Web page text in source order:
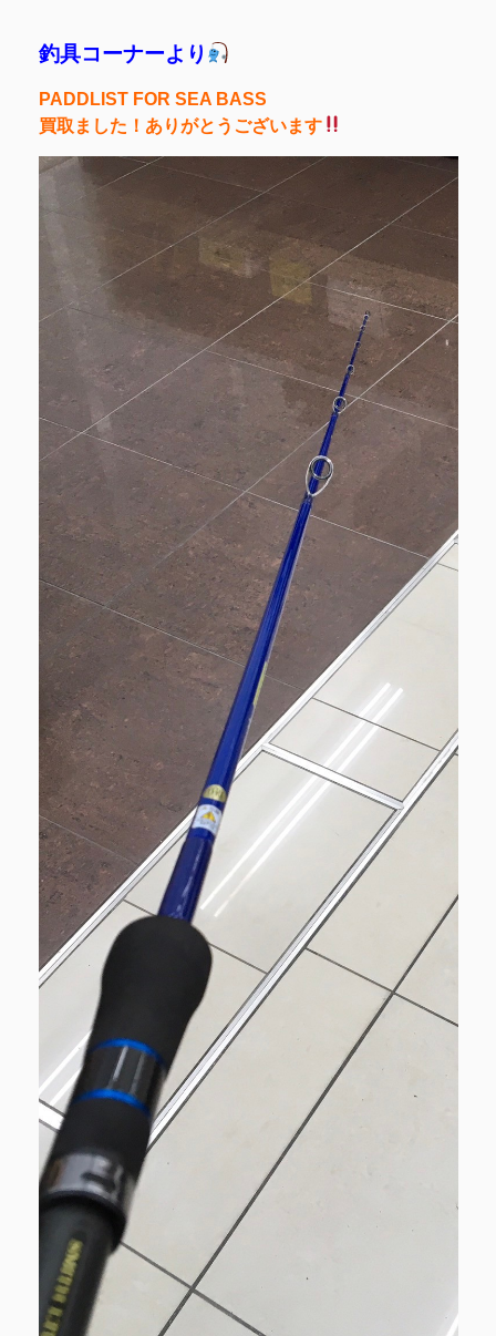
釣具コーナーより
PADDLIST FOR SEA BASS
買取ました！ありがとうございます